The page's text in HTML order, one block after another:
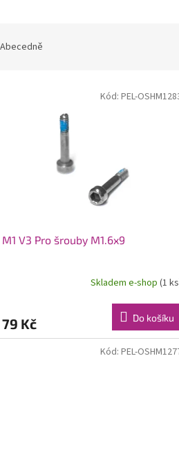
Abecedně
M1 V3 Pro šrouby M1.6x9
Skladem e-shop (1
79 Kč Do košíku
Kód: PEL-
Kód: PEL-